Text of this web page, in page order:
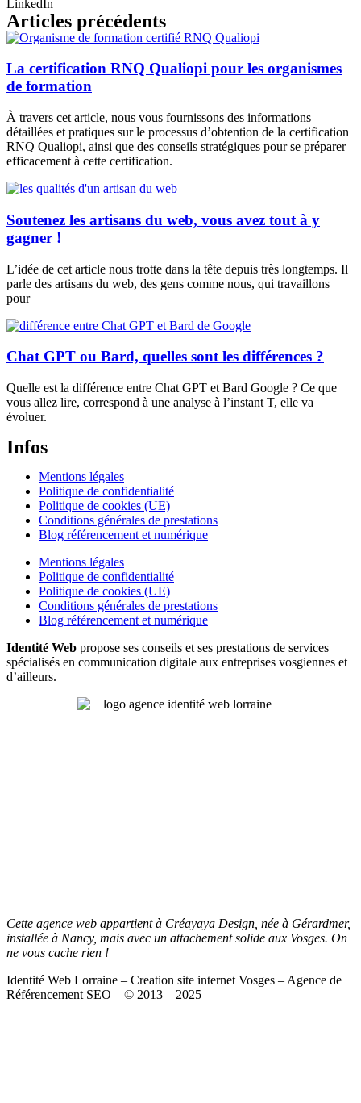
LinkedIn
Articles précédents
La certification RNQ Qualiopi pour les organismes
de formation
À travers cet article, nous vous fournissons des informations
détaillées et pratiques sur le processus d’obtention de la certification
RNQ Qualiopi, ainsi que des conseils stratégiques pour se préparer
efficacement à cette certification.
Soutenez les artisans du web, vous avez tout à y
gagner !
L’idée de cet article nous trotte dans la tête depuis très longtemps. Il
parle des artisans du web, des gens comme nous, qui travaillons
pour
Chat GPT ou Bard, quelles sont les différences ?
Quelle est la différence entre Chat GPT et Bard Google ? Ce que
vous allez lire, correspond à une analyse à l’instant T, elle va
évoluer.
Infos
Mentions légales
Politique de confidentialité
Politique de cookies (UE)
Conditions générales de prestations
Blog référencement et numérique
Mentions légales
Politique de confidentialité
Politique de cookies (UE)
Conditions générales de prestations
Blog référencement et numérique
Identité Web propose ses conseils et ses prestations de services
spécialisés en communication digitale aux entreprises vosgiennes et
d’ailleurs.
Cette agence web appartient à Créayaya Design, née à Gérardmer,
installée à Nancy, mais avec un attachement solide aux Vosges. On
ne vous cache rien !
Identité Web Lorraine – Creation site internet Vosges – Agence de
Référencement SEO – © 2013 – 2025